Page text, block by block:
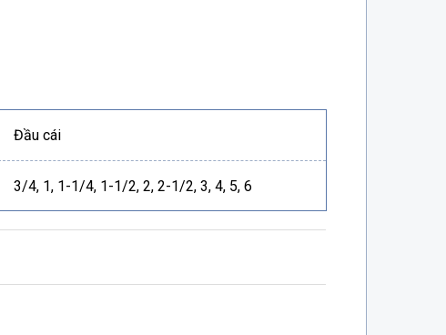
Đầu cái
3/4, 1, 1-1/4, 1-1/2, 2, 2-1/2, 3, 4, 5, 6